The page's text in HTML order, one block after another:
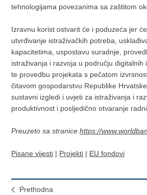
tehnologijama povezanima sa zaštitom
Izravnu korist ostvarit će i poduzeća jer
utvrđivanje istraživačkih potreba,
kapacitetima, uspostavu suradnje,
istraživanja i razvoja u području digitalnih
te provedbu projekata s pečatom
čitavom gospodarstvu Republike
sustavni izgledi i uvjeti za istraživanja i
produktivnost i posljedično otvaranje
Preuzeto sa stranicehttps://
Pisane vijesti | Projekti | EU fondovi
Prethodna